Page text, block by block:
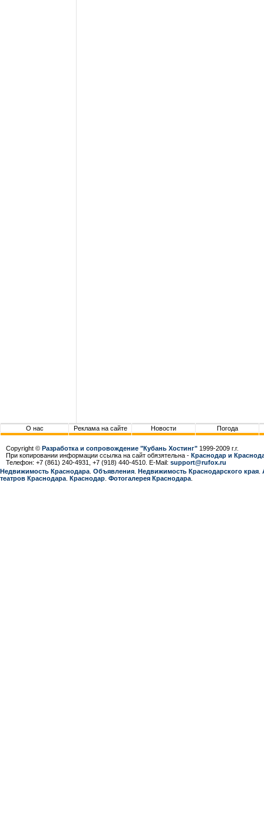
О нас Реклама на сайте Новости Погода
Copyright © Разработка и сопровождение "Кубань Хостинг" 1999-2009 г.г.
При копировании информации ссылка на сайт обязятельна - Краснодар и
Телефон: +7 (861) 240-4931, +7 (918) 440-4510. E-Mail: support@rufox.ru
Недвижимость Краснодара Объявления Недвижимость Краснодарcкого края
театров Краснодара Краснодар Фотогалерея Краснодара